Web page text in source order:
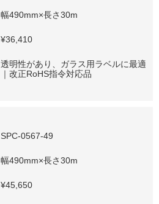
幅490mm×長さ30m
¥36,410
透明性があり、ガラス用ラベルに最適
｜改正RoHS指令対応品
SPC-0567-49
幅490mm×長さ30m
¥45,650